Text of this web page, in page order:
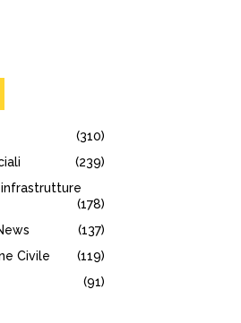
(310)
(239)
(178)
(137)
Civile
(119)
(91)